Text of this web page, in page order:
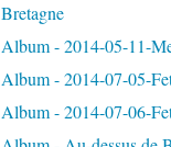
Bretagne
Album - 2014-05-11-
Album - 2014-07-05-
Album - 2014-07-06-